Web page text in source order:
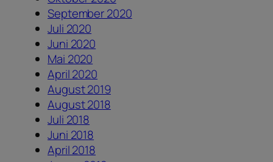
September 2020
Juli 2020
Juni 2020
Mai 2020
April 2020
August 2019
August 2018
Juli 2018
Juni 2018
April 2018